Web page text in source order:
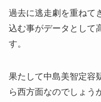
過去に逃走劇を重ねて
込む事がデータとして
す。
果たして中島美智定容
ら西方面なのでしょう